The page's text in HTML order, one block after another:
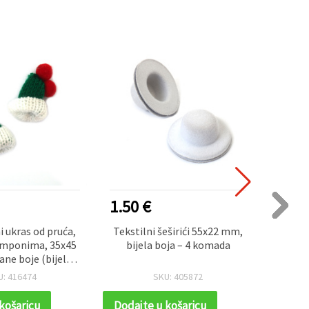
ukras od pruća,
35x45
boje (bijela,
pakiranje 5
416474
1.50 €
Tekstilni šeširići 55x22 mm,
bijela boja – 4 komada
SKU: 405872
Dodajte u košaricu
0.90